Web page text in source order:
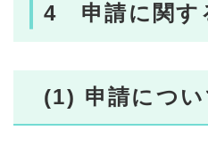
4 申請に関す
(1) 申請につい